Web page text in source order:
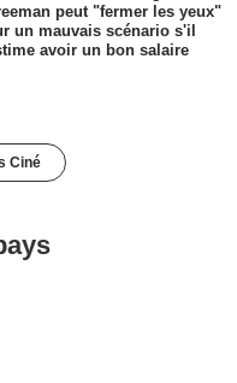
peut "fermer les yeux"
un mauvais scénario s'il
avoir un bon salaire
Ciné